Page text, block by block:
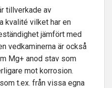
tillverkade av
kvalité vilket har en
jämfört med
vedkaminerna är också
Mg+ anod stav som
mot korrosion.
t.ex. från vissa egna